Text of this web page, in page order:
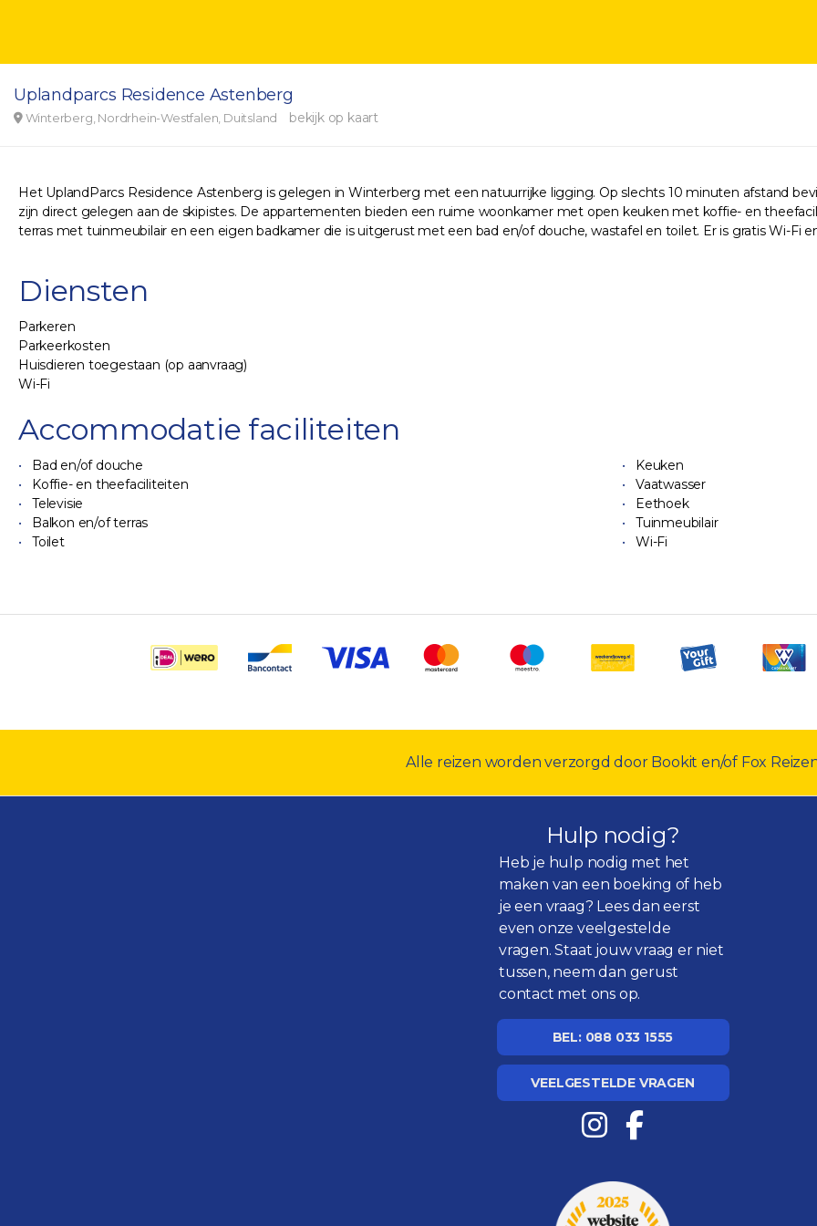
Uplandparcs Residence Astenberg
Winterberg, Nordrhein-Westfalen, Duitsland bekijk op kaart
Het UplandParcs Residence Astenberg is gelegen in Winterberg met een natuurrijke ligging. Op slechts 10 minuten afstand
zijn direct gelegen aan de skipistes. De appartementen bieden een ruime woonkamer met open keuken met koffie- en
terras met tuinmeubilair en een eigen badkamer die is uitgerust met een bad en/of douche, wastafel en toilet. Er is gratis Wi-Fi
Diensten
Parkeren
Parkeerkosten
Huisdieren toegestaan (op aanvraag)
Wi-Fi
Accommodatie faciliteiten
Bad en/of douche
Keuken
Koffie- en theefaciliteiten
Vaatwasser
Televisie
Eethoek
Balkon en/of terras
Tuinmeubilair
Toilet
Wi-Fi
Alle reizen worden verzorgd door Bookit en/of Fox
Hulp nodig?
Heb je hulp nodig met het
maken van een boeking of heb
je een vraag? Lees dan eerst
even onzeveelgestelde
vragen. Staat jouw vraag er niet
tussen, neem dan gerust
contact met ons op.
BEL: 088 033 1555
VEELGESTELDE VRAGEN